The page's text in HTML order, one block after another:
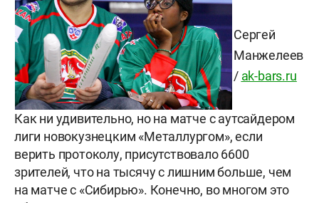
Сергей
Манжелеев
/ ak-bars.ru
Как ни удивительно, но на матче с аутсайдером
лиги новокузнецким «Металлургом», если
верить протоколу, присутствовало 6600
зрителей, что на тысячу с лишним больше, чем
на матче с «Сибирью». Конечно, во многом это